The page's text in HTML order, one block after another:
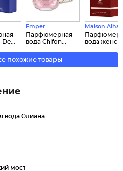
Emper
Парфюмерная
вода Chifon...
Maison
вода
похожие товары
вода Олиана
мост